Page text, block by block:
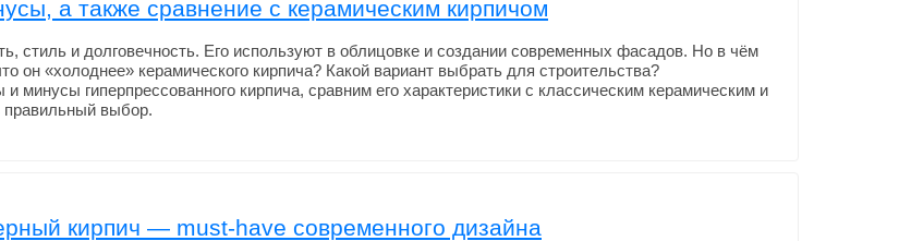
а также сравнение с керамическим кирпичом
стиль и долговечность. Его используют в облицовке и создании современных фасадов. Но в чём
он «холоднее» керамического кирпича? Какой вариант выбрать для строительства?
минусы гиперпрессованного кирпича, сравним его характеристики с классическим керамическим и
выбор.
кирпич — must-have современного дизайна